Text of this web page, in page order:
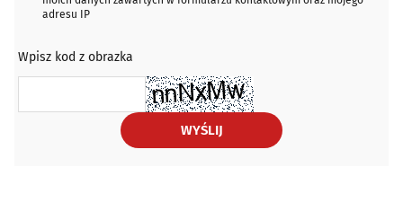
adresu IP
Wpisz kod z obrazka
WYŚLIJ